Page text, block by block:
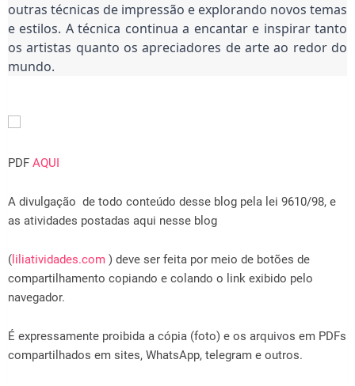
outras técnicas de impressão e explorando novos temas
e estilos. A técnica continua a encantar e inspirar tanto
os artistas quanto os apreciadores de arte ao redor do
mundo.
PDF AQUI
A divulgação de todo conteúdo desse blog pela lei 9610/98, e
as atividades postadas aqui nesse blog
( liliatividades.com ) deve ser feita por meio de botões de
compartilhamento copiando e colando o link exibido pelo
navegador.
É expressamente proibida a cópia (foto) e os arquivos em PDFs
compartilhados em sites, WhatsApp, telegram e outros.